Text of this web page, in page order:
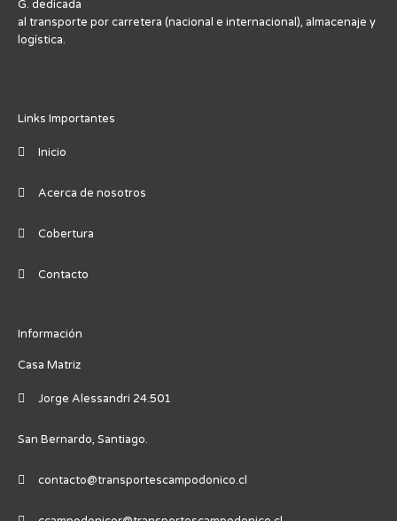
G. dedicada
al transporte por carretera (nacional e internacional), almacenaje y
logística.
Links Importantes
Inicio
Acerca de nosotros
Cobertura
Contacto
Información
Casa Matriz
Jorge Alessandri 24.501
San Bernardo, Santiago.
contacto@transportescampodonico.cl